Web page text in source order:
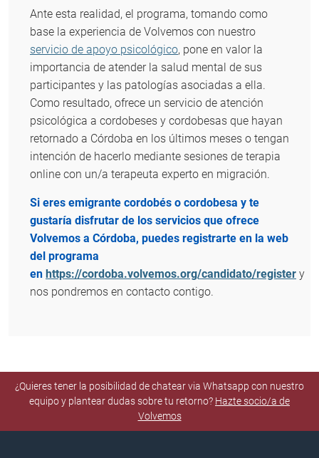
Ante esta realidad, el programa, tomando como
base la experiencia de Volvemos con nuestro
servicio de apoyo psicológico, pone en valor la
importancia de atender la salud mental de sus
participantes y las patologías asociadas a ella.
Como resultado, ofrece un servicio de atención
psicológica a cordobeses y cordobesas que hayan
retornado a Córdoba en los últimos meses o tengan
intención de hacerlo mediante sesiones de terapia
online con un/a terapeuta experto en migración.
Si eres emigrante cordobés o cordobesa y te
gustaría disfrutar de los servicios que ofrece
Volvemos a Córdoba, puedes registrarte en la web
del programa
en https://cordoba.volvemos.org/candidato/register y
nos pondremos en contacto contigo.
¿Quieres tener la posibilidad de chatear via Whatsapp con nuestro
equipo y plantear dudas sobre tu retorno? Hazte socio/a de
Volvemos